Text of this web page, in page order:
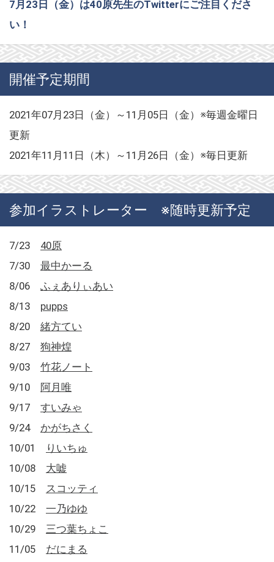
7月23日（金）は40原先生のTwitterにご注目くださ
い！
開催予定期間
2021年07月23日（金）～11月05日（金）※毎週金曜日
更新
2021年11月11日（木）～11月26日（金）※毎日更新
参加イラストレーター ※随時更新予定
7/23 40原
7/30 最中かーる
8/06 ふぇありぃあい
8/13 pupps
8/20 緒方てい
8/27 狗神煌
9/03 竹花ノート
9/10 阿月唯
9/17 すいみゃ
9/24 かがちさく
10/01
りいちゅ
10/08 大嘘
10/15
スコッティ
10/22 一乃ゆゆ
10/29 三つ葉ちょこ
11/05 だにまる